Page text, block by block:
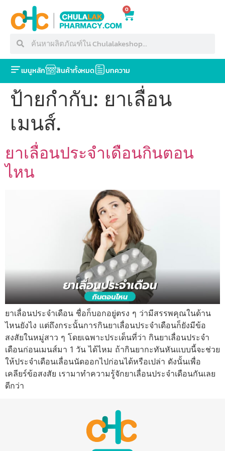
0
เมนูหลัก สินค้าทั้งหมด บทความ
ป้ายกำกับ: ยาเลื่อน
เมนส์.
ยาเลื่อนประจำเดือนกินตอน
ไหน
ยาเลื่อนประจำเดือน ชื่อก็บอกอยู่ตรง ๆ ว่ามีสรรพคุณในด้าน
ไหนยังไง แต่ถึงกระนั้นการกินยาเลื่อนประจำเดือนก็ยังมีข้อ
สงสัยในหมู่สาว ๆ โดยเฉพาะประเด็นที่ว่า กินยาเลื่อนประจำ
เดือนก่อนเมนส์มา 1 วัน ได้ไหม ถ้ากินยากะทันหันแบบนี้จะช่วย
ให้ประจำเดือนเลื่อนนัดออกไปก่อนได้หรือเปล่า ดังนั้นเพื่อ
เคลียร์ข้อสงสัย เรามาทำความรู้จักยาเลื่อนประจำเดือนกันเลย
ดีกว่า